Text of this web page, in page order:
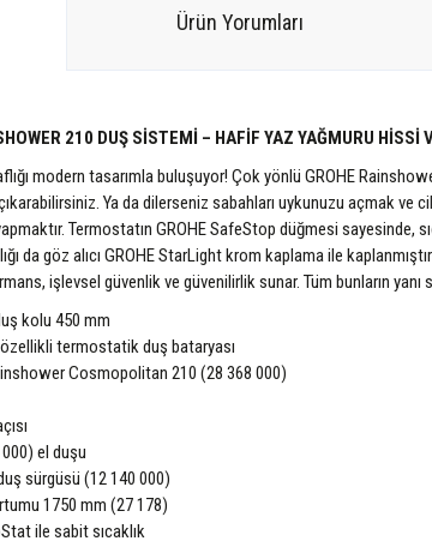
Ürün Yorumları
210 DUŞ SİSTEMİ – HAFİF YAZ YAĞMURU HİSSİ
modern tasarımla buluşuyor! Çok yönlü GROHE
Ya da dilerseniz sabahları uykunuzu açmak
Termostatın GROHE SafeStop düğmesi sayesinde,
da göz alıcı GROHE StarLight krom kaplama ile
işlevsel güvenlik ve güvenilirlik sunar. Tüm bunların
kolu 450 mm
termostatik duş bataryası
Cosmopolitan 210 (28 368 000)
el duşu
sürgüsü (12 140 000)
1750 mm (27 178)
ile sabit sıcaklık